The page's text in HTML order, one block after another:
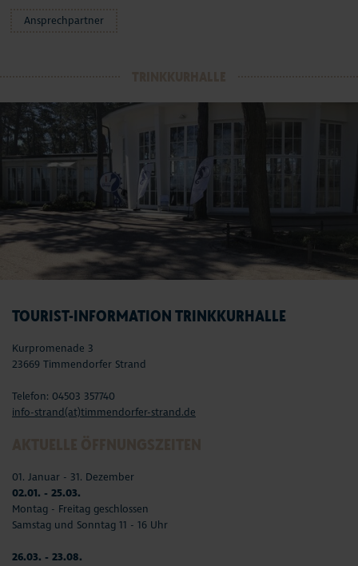
Ansprechpartner
TOURIST-INFORMATION TRINKKURHALLE
Kurpromenade 3
23669 Timmendorfer Strand
Telefon: 04503 357740
info-strand(at)timmendorfer-strand.de
01. Januar - 31. Dezember
02.01. - 25.03.
Montag - Freitag geschlossen
Samstag und Sonntag 11 - 16 Uhr
26.03. - 23.08.